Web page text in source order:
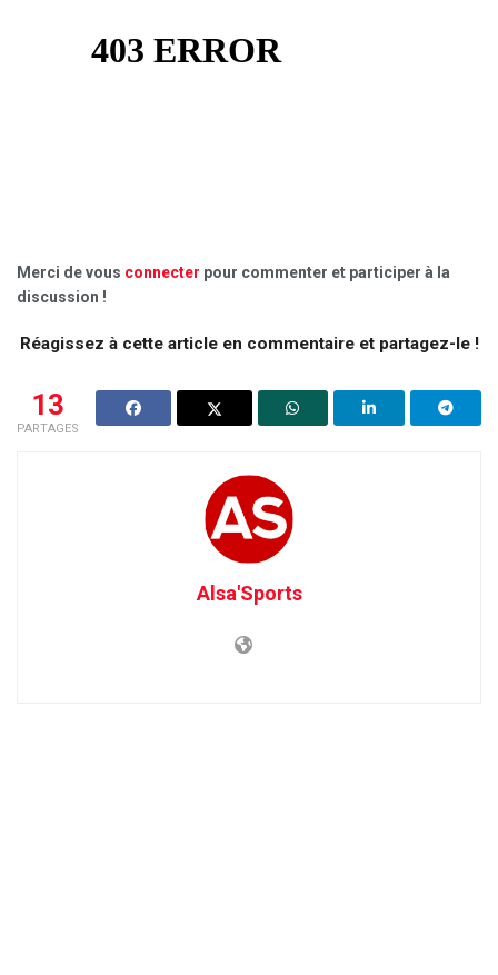
Merci de vous connecter pour commenter et participer à la
discussion !
Réagissez à cette article en commentaire et partagez-le !
13
PARTAGES
Alsa'Sports